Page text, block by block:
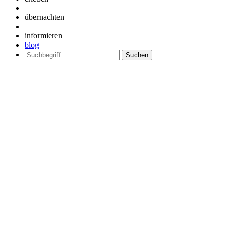
übernachten
informieren
blog
Suchen
nach: